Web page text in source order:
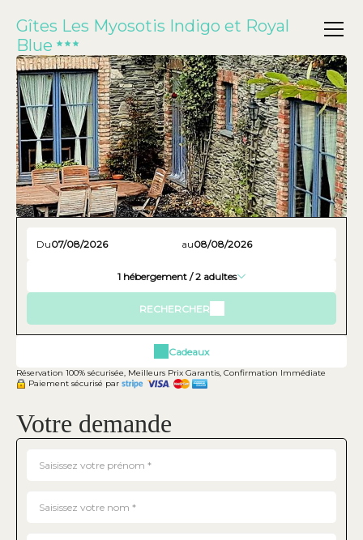
Gîtes Les Myosotis Indigo et Royal
Blue
Du au
1 hébergement /2 adultes
RECHERCHER
Cadeaux
Réservation 100% sécurisée, Meilleurs Prix Garantis, Confirmation Immédiate
Paiement sécurisé par
Votre demande